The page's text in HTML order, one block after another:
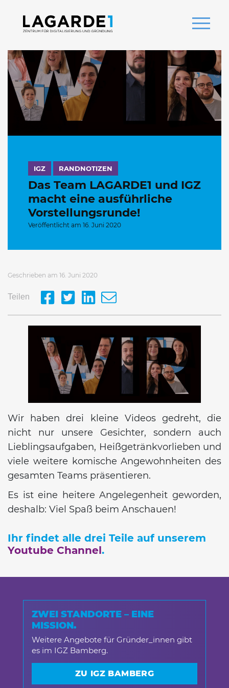
IGZ RANDNOTIZEN
Das Team LAGARDE1 und IGZ
macht eine ausführliche
Vorstellungsrunde!
Veröffentlicht am 16. Juni 2020
Geschrieben am 16. Juni 2020
Teilen
Wir haben drei kleine Videos gedreht, die
nicht nur unsere Gesichter, sondern auch
Lieblingsaufgaben, Heißgetränkvorlieben und
viele weitere komische Angewohnheiten des
gesamten Teams präsentieren.
Es ist eine heitere Angelegenheit geworden,
deshalb: Viel Spaß beim Anschauen!
Ihr findet alle drei Teile auf unserem
Youtube Channel .
ZWEI STANDORTE – EINE
MISSION.
Weitere Angebote für Gründer_innen gibt
es im IGZ Bamberg.
ZU IGZ BAMBERG